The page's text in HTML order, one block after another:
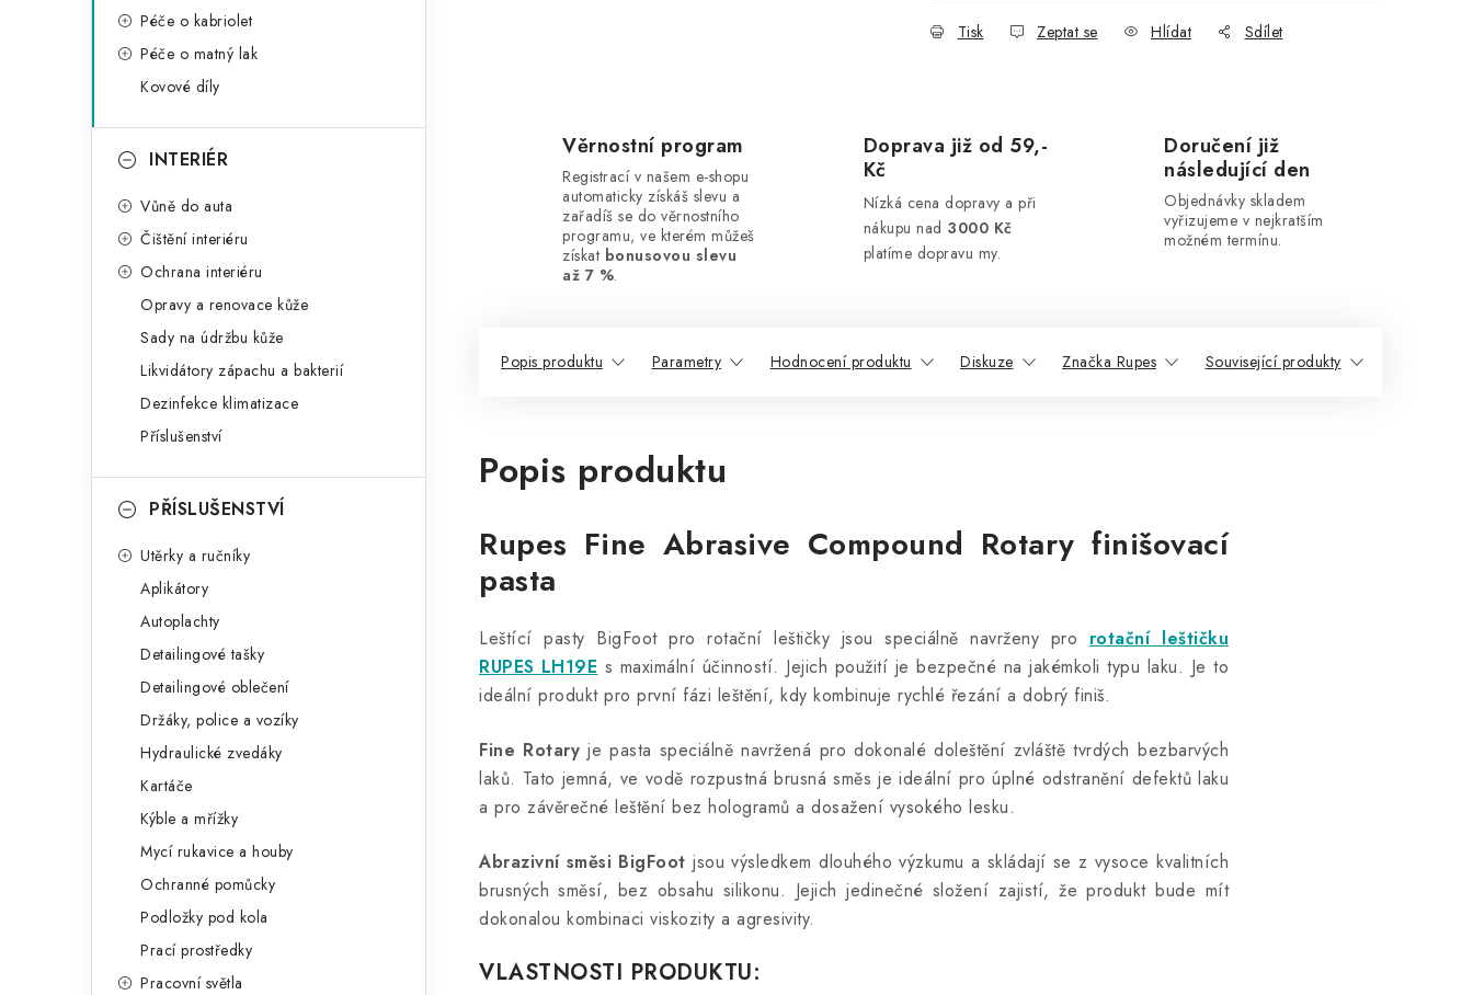
Péče o kabriolet
Péče o matný lak
Kovové díly
INTERIÉR
Vůně do auta
Čištění interiéru
Ochrana interiéru
Opravy a renovace kůže
Sady na údržbu kůže
Likvidátory zápachu a bakterií
Dezinfekce klimatizace
Příslušenství
PŘÍSLUŠENSTVÍ
Utěrky a ručníky
Aplikátory
Autoplachty
Detailingové tašky
Detailingové oblečení
Držáky, police a vozíky
Hydraulické zvedáky
Kartáče
Kýble a mřížky
Mycí rukavice a houby
Ochranné pomůcky
Podložky pod kola
Prací prostředky
Pracovní světla
Tisk Zeptat se Hlídat Sdílet
Věrnostní program
Registrací v našem e-shopu
automaticky získáš slevu a
zařadíš se do věrnostního
programu, ve kterém můžeš
získat bonusovou slevu
až 7 %.
Doprava již od 59,-
Kč
Nízká cena dopravy a při
nákupu nad 3000 Kč
platíme dopravu my.
Doručení již
následující den
Objednávky skladem
vyřizujeme v nejkratším
možném termínu.
Popis produktu Parametry Hodnocení produktu Diskuze Značka Rupes Související produkty
Popis produktu
Rupes Fine Abrasive Compound Rotary finišovací
pasta
Leštící pasty BigFoot pro rotační leštičky jsou speciálně navrženy pro rotační leštičku
RUPES LH19E s maximální účinností. Jejich použití je bezpečné na jakémkoli typu laku. Je to
ideální produkt pro první fázi leštění, kdy kombinuje rychlé řezání a dobrý finiš.
Fine Rotary je pasta speciálně navržená pro dokonalé doleštění zvláště tvrdých bezbarvých
laků. Tato jemná, ve vodě rozpustná brusná směs je ideální pro úplné odstranění defektů laku
a pro závěrečné leštění bez hologramů a dosažení vysokého lesku.
Abrazivní směsi BigFoot jsou výsledkem dlouhého výzkumu a skládají se z vysoce kvalitních
brusných směsí, bez obsahu silikonu. Jejich jedinečné složení zajistí, že produkt bude mít
dokonalou kombinaci viskozity a agresivity.
VLASTNOSTI PRODUKTU: